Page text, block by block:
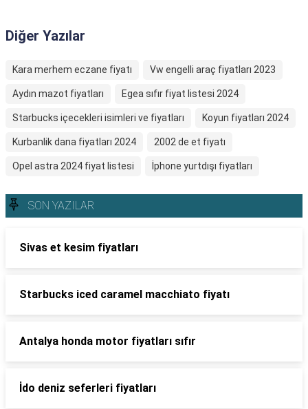
Diğer Yazılar
Kara merhem eczane fiyatı Vw engelli araç fiyatları 2023
Aydın mazot fiyatları Egea sıfır fiyat listesi 2024
Starbucks içecekleri isimleri ve fiyatları Koyun fiyatları 2024
Kurbanlik dana fiyatları 2024 2002 de et fiyatı
Opel astra 2024 fiyat listesi İphone yurtdışı fiyatları
SON YAZILAR
Sivas et kesim fiyatları
Starbucks iced caramel macchiato fiyatı
Antalya honda motor fiyatları sıfır
İdo deniz seferleri fiyatları